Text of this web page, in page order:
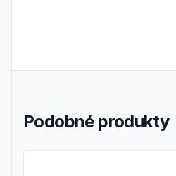
Podobné produkty